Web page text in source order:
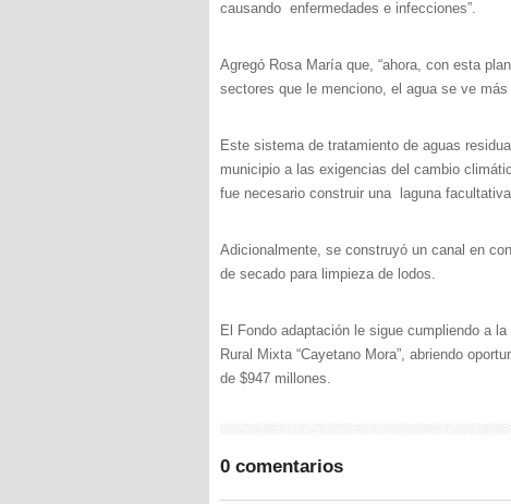
causando enfermedades e infecciones”.
Agregó Rosa María que, “ahora, con esta
sectores que le menciono, el agua se ve
Este sistema de tratamiento de aguas
municipio a las exigencias del cambio
fue necesario construir una laguna
Adicionalmente, se construyó un canal en
de secado para limpieza de lodos.
El Fondo adaptación le sigue cumpliendo a
Rural Mixta “Cayetano Mora”, abriendo
de $947 millones.
0 comentarios